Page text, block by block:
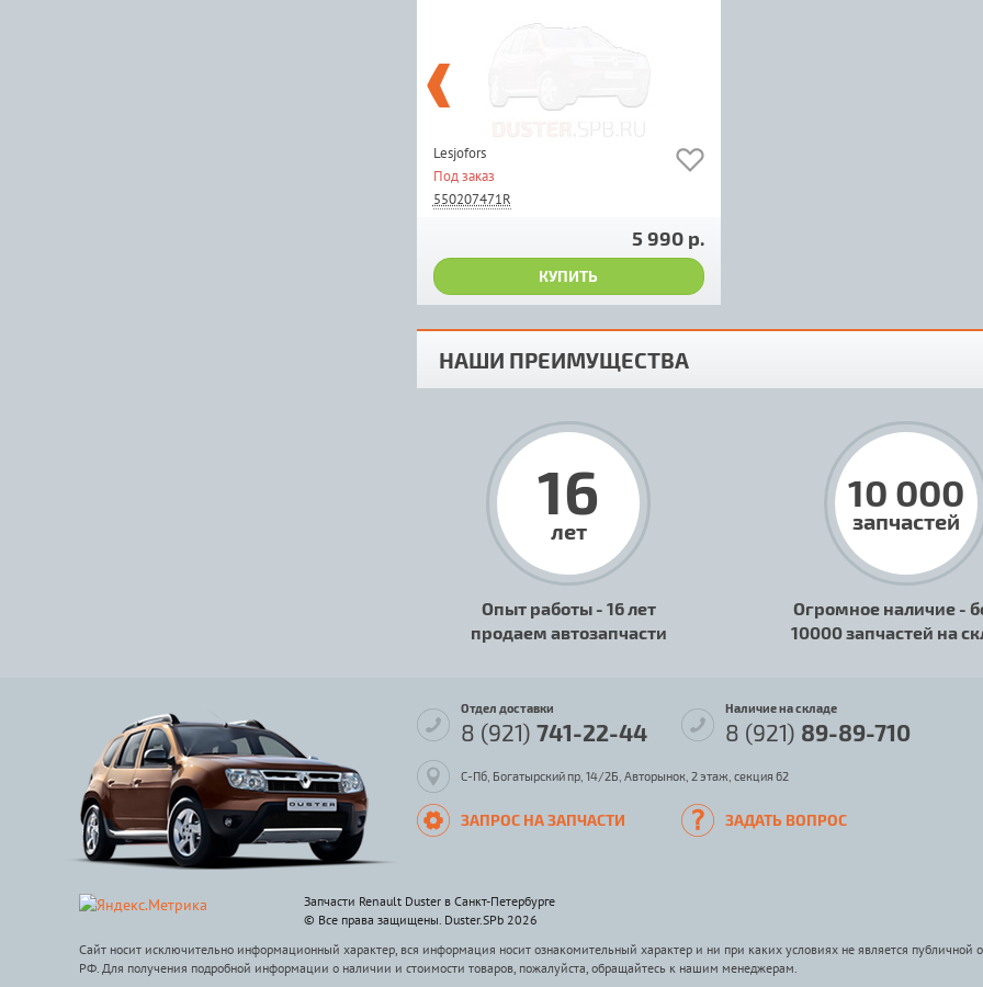
Lesjofors
Под заказ
550207471R
5 990 р.
КУПИТЬ
НАШИ ПРЕИМУЩЕСТВА
16
лет
Опыт работы - 16 лет
продаем автозапчасти
10 000
запчастей
Огромное наличие -
10000 запчастей на
Отдел доставки
8 (921) 741-22-44
Наличие на складе
8 (921) 89-89-710
С-Пб, Богатырский пр, 14/2Б, Авторынок, 2 этаж, секция 62
ЗАПРОС НА ЗАПЧАСТИ ЗАДАТЬ ВОПРОС
Запчасти Renault Duster в Санкт-Петербурге
© Все права защищены. Duster.SPb 2026
Сайт носит исключительно информационный характер, вся информация носит ознакомительный характер и ни при каких условиях не является публичной
РФ. Для получения подробной информации о наличии и стоимости товаров, пожалуйста, обращайтесь к нашим менеджерам.